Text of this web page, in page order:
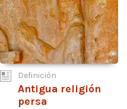
Definición
Antigua religión
persa